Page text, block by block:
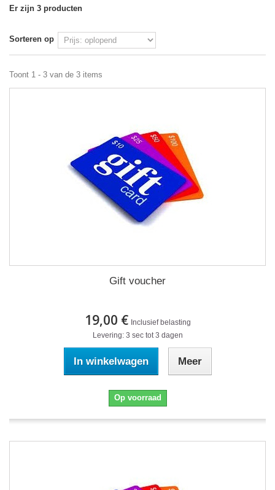
Er zijn 3 producten
Sorteren op
Toont 1 - 3 van de 3 items
Gift voucher
19,00 € Inclusief belasting
Levering: 3 sec tot 3 dagen
In winkelwagen Meer
Op voorraad